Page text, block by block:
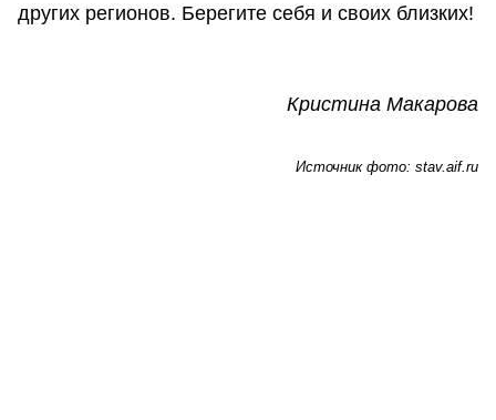
других регионов. Берегите себя и своих близких!
Кристина Макарова
Источник фото: stav.aif.ru